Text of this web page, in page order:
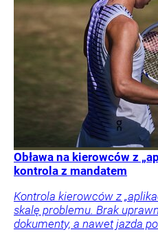
Obława na kierowców z
kontrola z mandatem
Kontrola kierowców z
skalę problemu. Brak
dokumenty, a nawet jazda